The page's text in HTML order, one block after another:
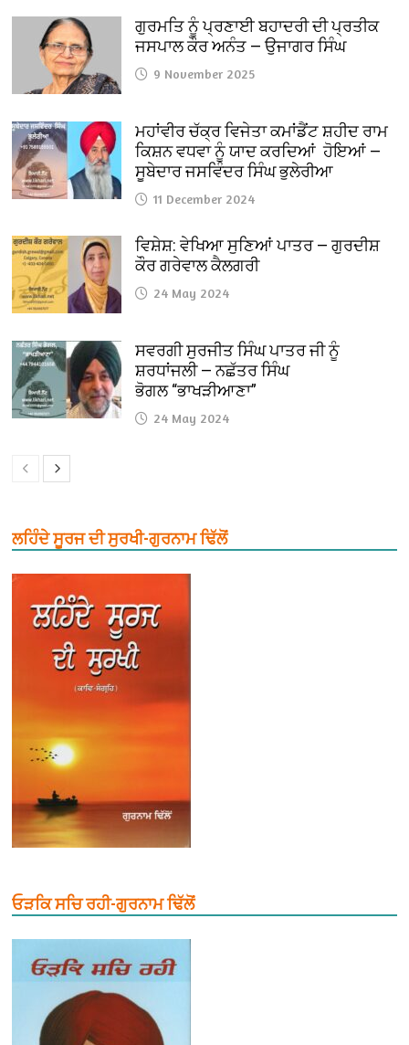
ਗੁਰਮਤਿ ਨੂੰ ਪ੍ਰਣਾਈ ਬਹਾਦਰੀ ਦੀ ਪ੍ਰਤੀਕ
ਜਸਪਾਲ ਕੌਰ ਅਨੰਤ — ਉਜਾਗਰ ਸਿੰਘ
9 November 2025
ਮਹਾਂਵੀਰ ਚੱਕ੍ਰ ਵਿਜੇਤਾ ਕਮਾਂਡੈਂਟ ਸ਼ਹੀਦ ਰਾਮ
ਕਿਸ਼ਨ ਵਧਵਾ ਨੂੰ ਯਾਦ ਕਰਦਿਆਂ ਹੋਇਆਂ —
ਸੂਬੇਦਾਰ ਜਸਵਿੰਦਰ ਸਿੰਘ ਭੁਲੇਰੀਆ
11 December 2024
ਵਿਸ਼ੇਸ਼: ਵੇਖਿਆ ਸੁਣਿਆਂ ਪਾਤਰ — ਗੁਰਦੀਸ਼
ਕੌਰ ਗਰੇਵਾਲ ਕੈਲਗਰੀ
24 May 2024
ਸਵਰਗੀ ਸੁਰਜੀਤ ਸਿੰਘ ਪਾਤਰ ਜੀ ਨੂੰ
ਸ਼ਰਧਾਂਜਲੀ — ਨਛੱਤਰ ਸਿੰਘ
ਭੋਗਲ “ਭਾਖੜੀਆਣਾ”
24 May 2024
ਲਹਿੰਦੇ ਸੂਰਜ ਦੀ ਸੁਰਖੀ-ਗੁਰਨਾਮ ਢਿੱਲੋਂ
ਓੜਕਿ ਸਚਿ ਰਹੀ-ਗੁਰਨਾਮ ਢਿੱਲੋਂ